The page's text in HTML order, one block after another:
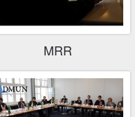
MRR